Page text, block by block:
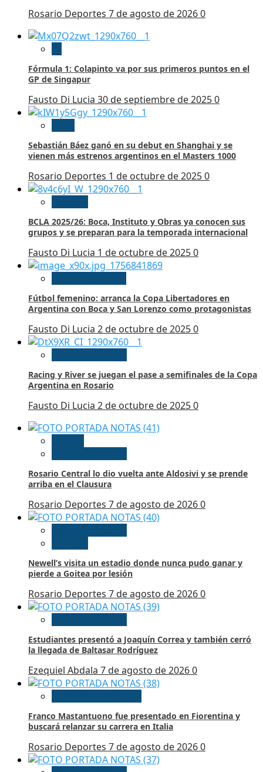
Rosario Deportes 7 de agosto de 20260
Fórmula 1: Colapinto va por sus primeros puntos en el
GP de Singapur
Fausto Di Lucia 30 de septiembre de 20250
Sebastián Báez ganó en su debut en Shanghai y se
vienen más estrenos argentinos en el Masters 1000
Rosario Deportes 1 de octubre de 20250
BCLA 2025/26: Boca, Instituto y Obras ya conocen sus
grupos y se preparan para la temporada internacional
Fausto Di Lucia 1 de octubre de 20250
Fútbol femenino: arranca la Copa Libertadores en
Argentina con Boca y San Lorenzo como protagonistas
Fausto Di Lucia 2 de octubre de 20250
Racing y River se juegan el pase a semifinales de la Copa
Argentina en Rosario
Fausto Di Lucia 2 de octubre de 20250
Rosario Central lo dio vuelta ante Aldosivi y se prende
arriba en el Clausura
Rosario Deportes 7 de agosto de 20260
Newell’s visita un estadio donde nunca pudo ganar y
pierde a Goitea por lesión
Rosario Deportes 7 de agosto de 20260
Estudiantes presentó a Joaquín Correa y también cerró
la llegada de Baltasar Rodríguez
Ezequiel Abdala 7 de agosto de 20260
Franco Mastantuono fue presentado en Fiorentina y
buscará relanzar su carrera en Italia
Rosario Deportes 7 de agosto de 20260